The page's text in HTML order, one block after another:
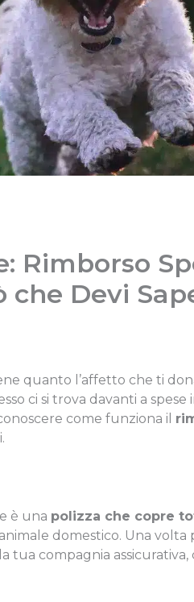
Rimborso
che Devi
quanto l’affetto che ti
ci si trova davanti a spese
come funziona il
è una polizza che copre
domestico. Una volta
tua compagnia assicurativa,